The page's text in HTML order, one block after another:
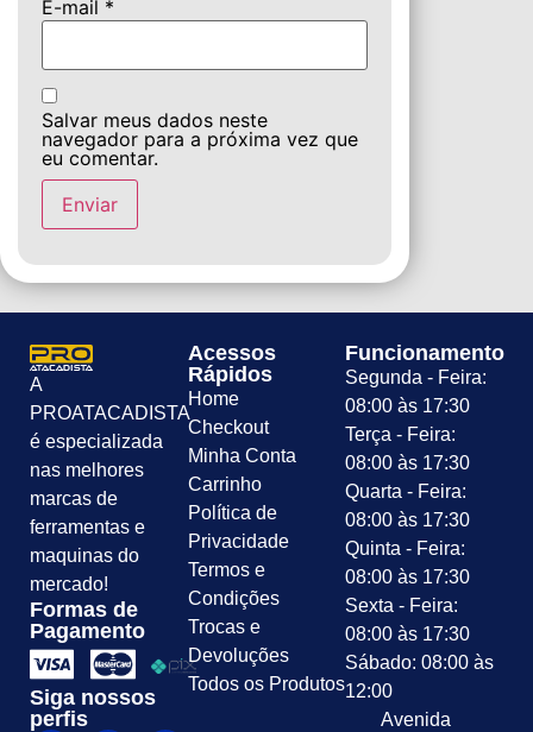
E-mail *
Salvar meus dados neste
navegador para a próxima vez que
eu comentar.
A
PROATACADISTA
é especializada
nas melhores
marcas de
ferramentas e
maquinas do
mercado!
Formas de
Pagamento
Siga nossos
perfis
Acessos
Rápidos
Home
Checkout
Minha Conta
Carrinho
Política de
Privacidade
Termos e
Condições
Trocas e
Devoluções
Todos os Produtos
Funcionamento
Segunda - Feira:
08:00 às 17:30
Terça - Feira:
08:00 às 17:30
Quarta - Feira:
08:00 às 17:30
Quinta - Feira:
08:00 às 17:30
Sexta - Feira:
08:00 às 17:30
Sábado: 08:00 às
12:00
Avenida